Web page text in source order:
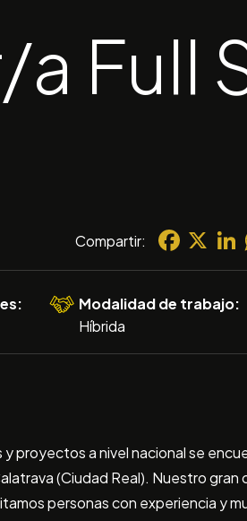
Full
Compartir: Facebook
X
Modalidad de trabajo:
Híbrida
proyectos a nivel nacional se
(Ciudad Real). Nuestro
personas con experiencia y